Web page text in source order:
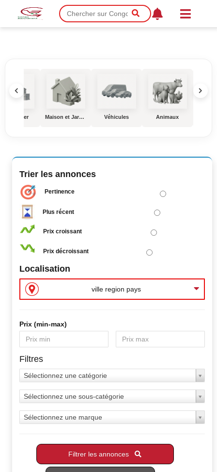
Immobilier Maison et Jardin Véhicules Animaux
Trier les annonces
Pertinence
Plus récent
Prix croissant
Prix décroissant
Localisation
ville region pays
Prix ​​(min-max)
Filtres
Sélectionnez une catégorie
Sélectionnez une sous-catégorie
Sélectionnez une marque
Filtrer les annonces